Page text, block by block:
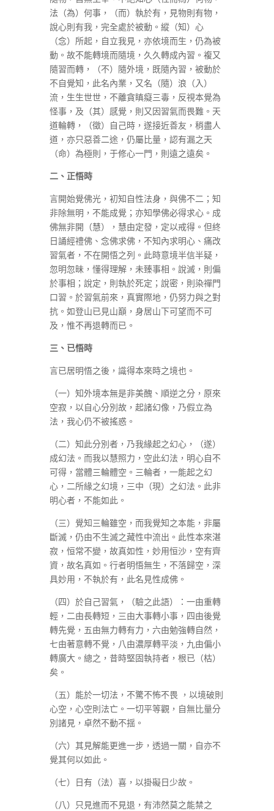
法（為）何事，（而）執於有，見物則有物，
說心則有我，完全處於被動。縱（知）心
（念）所起，自立我見，亦依境而生，仍為被
動。故不能轉境而隨境，久久轉成內習。複又
隨習而轉，（不）隨外境，既隨內習，被動於
不自覺知，此名內業，又名（隨）浪（入）
流，生生世世，不離貪瞋癡三毒，反視本覺為
怪事，及（其）感覺，則又因習氣而畏難。天
道輪轉，（徵）自己時，遂接近善友，稍盡人
道，亦只惡善二途，仍屬比量，認有漏之天
（命）為極則，于修心一門，則遠之遠矣。
二、正悟時
言開始覺佛光，初知自性法身，與佛不二；知
非除無明，不能成覺；亦知學佛必得求心。成
佛無非開（慧），慧由定發，定以戒得。但終
日誦經禮佛、念佛求佛，不知內求明心、痛改
習氣者，不在開悟之列。此時意境半信半疑，
忽明忽昧，懂得理解，未臻事相。說滅，則偏
於事相；說定，則執於死定；說密，則染禪門
口習。於習氣前來，真實際地，仍努力與之對
抗。如登山已見山巔，身居山下可望而不可
及，惟不再退轉而已。
三、已悟時
言已居明悟之後，識得本來時之境也。
（一）知外境本無是非美醜、順逆之分，原來
空寂，以自心分別故，起諸幻像，乃假立為
法，我心仍不被搖惑。
（二）知此分別者，乃我緣起之幻心，（遂）
成幻法。而我以慧照力，空此幻法，明心自不
可得，當體三輪體空。三輪者，一能起之幻
心，二所緣之幻境，三中（現）之幻法。此非
明心者，不能如此。
（三）覺知三輪雖空，而我覺知之本能，非屬
斷滅，仍由不生滅之藏性中流出。此性本來湛
寂，恒常不變，故真如性，妙用恒沙，空有齊
資，故名真如。行者明悟無生，不落歸空，深
具妙用，不執於有，此名見性成佛。
（四）於自己習氣，（驗之此語）：一由重轉
輕，二由長轉短，三由大事轉小事，四由後覺
轉先覺，五由無力轉有力，六由勉強轉自然，
七由著意轉不覺，八由濃厚轉平淡，九由偏小
轉廣大。總之，昔時堅固執持者，根已（枯）
矣。
（五）能於一切法，不驚不怖不畏 ，以境破則
心空，心空則法亡。一切平等觀，自無比量分
別諸見，卓然不動不揺。
（六）其見解能更進一步，透過一關，自亦不
覺其何以如此。
（七）日有（法）喜，以掛礙日少故。
（八）只見進而不見退，有沛然莫之能禁之